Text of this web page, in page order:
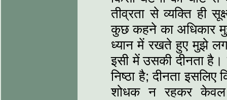
तीव्रता से व्यक्ति ही
कुछ कहने का अधिकार
ध्यान में रखते हुए मुझे
इसी में उसकी दीनता है।
निष्ठा है; दीनता
शोधक न रहकर केवल